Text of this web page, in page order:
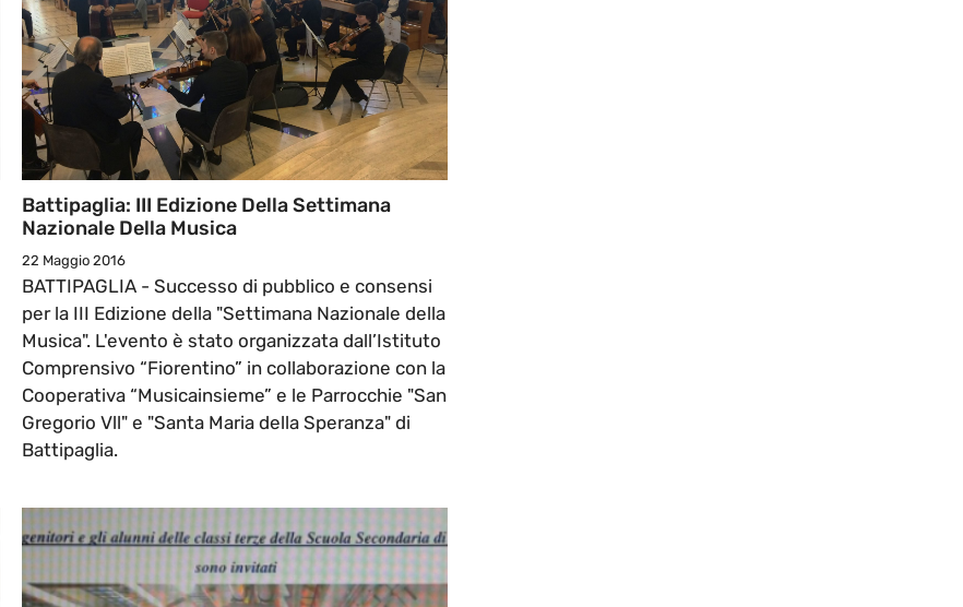
Battipaglia: III Edizione Della Settimana
Nazionale Della Musica
22 Maggio 2016
BATTIPAGLIA - Successo di pubblico e consensi
per la III Edizione della "Settimana Nazionale della
Musica". L'evento è stato organizzata dall’Istituto
Comprensivo “Fiorentino” in collaborazione con la
Cooperativa “Musicainsieme” e le Parrocchie "San
Gregorio Vll" e "Santa Maria della Speranza" di
Battipaglia.